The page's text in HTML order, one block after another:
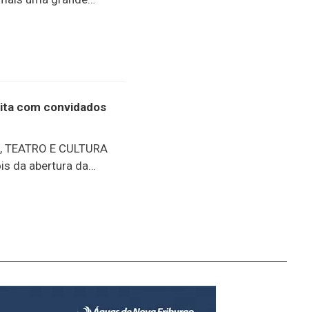
nesta sexta-feira,
com convidados
E CULTURA
da abertura da
gratuita com
Energisa foi
e encontro. Ao